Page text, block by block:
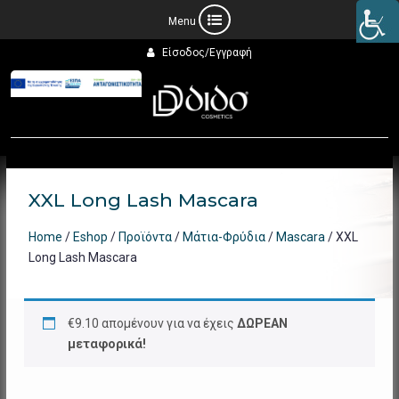
στο
περιεχόμενο
Είσοδος/Εγγραφή
XXL Long Lash Mascara
Home / Eshop / Προϊόντα/ Μάτια-Φρύδια/ Mascara / XXL
Long Lash Mascara
€9.10 απομένουν για να έχεις ΔΩΡΕΑΝ
μεταφορικά!